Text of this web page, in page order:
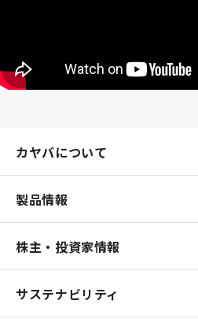
カヤバについて
製品情報
株主・投資家情報
サステナビリティ